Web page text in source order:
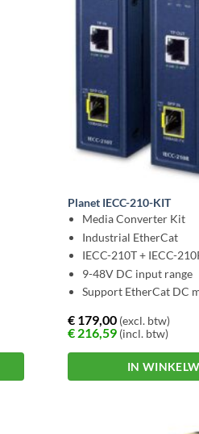
Planet IECC-210-KIT
Media Converter Kit
Industrial EtherCat
IECC-210T + IECC-
9-48V DC input range
Support EtherCat DC
€179,00(excl. btw)
€216,59(incl. btw)
IN